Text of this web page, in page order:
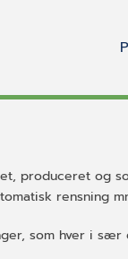
produceret og
rensning
som hver i